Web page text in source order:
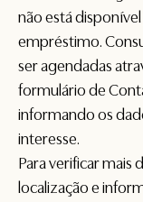
não está
empréstimo.
ser agendadas
formulário de
informando os
interesse.
Para verificar mais
localização e